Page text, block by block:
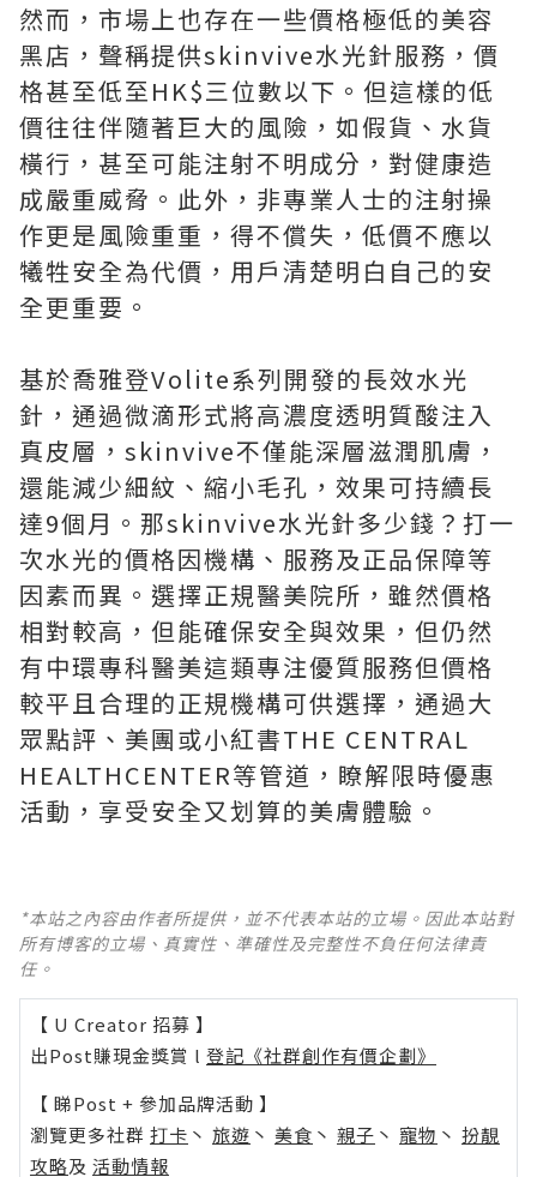
然而，市場上也存在一些價格極低的美容
黑店，聲稱提供skinvive水光針服務，價
格甚至低至HK$三位數以下。但這樣的低
價往往伴隨著巨大的風險，如假貨、水貨
橫行，甚至可能注射不明成分，對健康造
成嚴重威脅。此外，非專業人士的注射操
作更是風險重重，得不償失，低價不應以
犧牲安全為代價，用戶清楚明白自己的安
全更重要。
基於喬雅登Volite系列開發的長效水光
針，通過微滴形式將高濃度透明質酸注入
真皮層，skinvive不僅能深層滋潤肌膚，
還能減少細紋、縮小毛孔，效果可持續長
達9個月。那skinvive水光針多少錢？打一
次水光的價格因機構、服務及正品保障等
因素而異。選擇正規醫美院所，雖然價格
相對較高，但能確保安全與效果，但仍然
有中環專科醫美這類專注優質服務但價格
較平且合理的正規機構可供選擇，通過大
眾點評、美團或小紅書THE CENTRAL
HEALTHCENTER等管道，瞭解限時優惠
活動，享受安全又划算的美膚體驗。
*本站之內容由作者所提供，並不代表本站的立場。因此本站對
所有博客的立場、真實性、準確性及完整性不負任何法律責
任。
【 U Creator 招募 】
出Post賺現金獎賞 l 登記《社群創作有價企劃》
【 睇Post + 參加品牌活動 】
瀏覽更多社群 打卡 丶 旅遊 丶 美食 丶 親子 丶 寵物 丶 扮靚
攻略及 活動情報